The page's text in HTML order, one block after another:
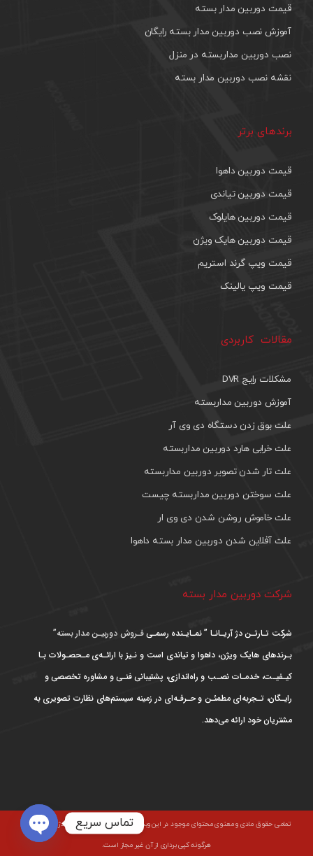
قیمت دوربین مدار بسته
آموزش نصب دوربین مدار بسته رایگان
نصب دوربین مداربسته در منزل
نقشه نصب دوربین مدار بسته
برندهای برتر
قیمت دوربین داهوا
قیمت دوربین تیاندی
قیمت دوربین هایلوک
قیمت دوربین هایک ویژن
قیمت ویپ گرند استریم
قیمت ویپ یالینک
مقالات کاربردی
مشکلات رایج DVR
آموزش دوربین مداربسته
علت بوق زدن دستگاه دی وی آر
علت خرابی هارد دوربین مداربسته
علت تار شدن تصویر دوربین مداربسته
علت سوختن دوربین مداربسته چیست
علت خاموش روشن شدن دی وی ار
علت آفلاین شدن دوربین مدار بسته داهوا
شرکت دوربین مدار بسته
شرکت تـارتـن دژ آریـانـا ” نمـایـنده رسمـیفـروش دوربیـن مدار بسته”
بـرندهای هایک ویژن، داهوا و تیاندی است و نـیز با ارائـه‌ی مـحصـولات بـا
کیـفیـت، خدمـات نصـب و راه‌اندازی، پشتیبانی فنـی و مشاوره تخصصی و
رایـگان، تـجربه‌ای مطمئـن و حـرفـه‌ای در زمینه سیستم‌های نظارت تصویری به
مشتریان خود ارائه می‌دهد.
تمامی حقوق مادی و معنوی محتوای موجود در این وبسایت متعلق به شرکت تارتن دژ آریانا است و
هرگونه کپی برداری از آن غیر مجاز است.
تماس سریع